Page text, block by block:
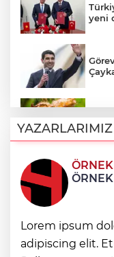
yeni
6 yıl
YAZARLARIMIZ
Lorem ipsum
adipiscing elit.